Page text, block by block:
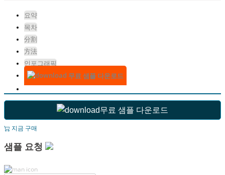
요약
목차
分割
方法
인포그래픽
무료 샘플 다운로드
무료 샘플 다운로드
지금 구매
샘플 요청